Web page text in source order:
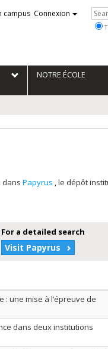
campus Connexion
NOTRE ÉCOLE
dans Papyrus , le dépôt
For a detailed search
Visit Papyrus
une mise à l’épreuve de
dans deux institutions